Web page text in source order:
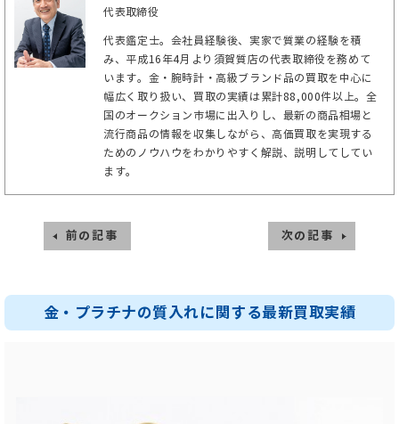
代表取締役
代表鑑定士。会社員経験後、実家で質業の経験を積
み、平成16年4月より須賀質店の代表取締役を務めて
います。金・腕時計・高級ブランド品の買取を中心に
幅広く取り扱い、買取の実績は累計88,000件以上。全
国のオークション市場に出入りし、最新の商品相場と
流行商品の情報を収集しながら、高価買取を実現する
ためのノウハウをわかりやすく解説、説明してしてい
ます。
前の記事 次の記事
金・プラチナの質入れに関する最新買取実績